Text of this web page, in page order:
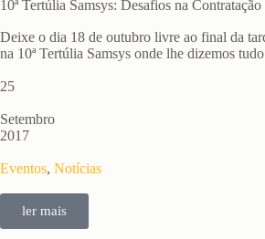
10ª Tertúlia Samsys: Desafios na
Deixe o dia 18 de outubro livre ao final da
na 10ª Tertúlia Samsys onde lhe dizemos
25
Setembro
2017
Eventos, Notícias
ler mais